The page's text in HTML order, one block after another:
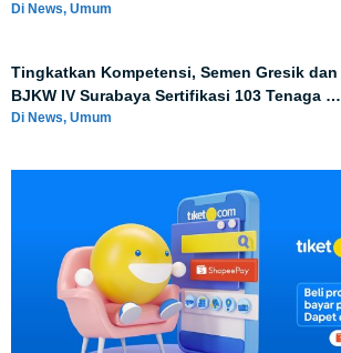
Di News, Umum
Tingkatkan Kompetensi, Semen Gresik dan
BJKW IV Surabaya Sertifikasi 103 Tenaga …
Di News, Umum